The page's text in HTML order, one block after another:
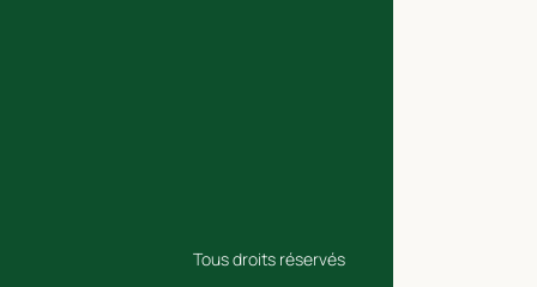
Tous droits réservés